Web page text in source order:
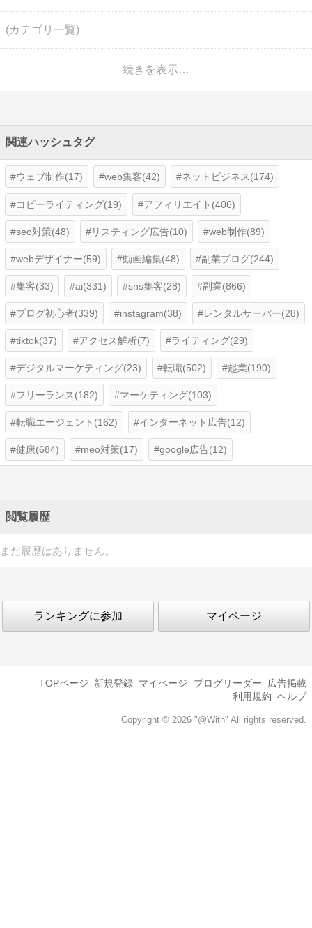
(カテゴリ一覧)
続きを表示…
関連ハッシュタグ
ウェブ制作(17) web集客(42) ネットビジネス(174)
コピーライティング(19) アフィリエイト(406)
seo対策(48) リスティング広告(10) web制作(89)
webデザイナー(59) 動画編集(48) 副業ブログ(244)
集客(33) ai(331) sns集客(28) 副業(866)
ブログ初心者(339) instagram(38) レンタルサーバー(28)
tiktok(37) アクセス解析(7) ライティング(29)
デジタルマーケティング(23) 転職(502) 起業(190)
フリーランス(182) マーケティング(103)
転職エージェント(162) インターネット広告(12)
健康(684) meo対策(17) google広告(12)
閲覧履歴
まだ履歴はありません。
ランキングに参加 マイページ
TOPページ 新規登録 マイページ ブログリーダー
広告掲載
利用規約 ヘルプ
Copyright © 2026 "@With" All rights reserved.